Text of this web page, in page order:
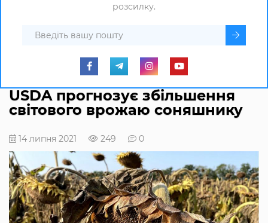
розсилку.
USDA прогнозує збільшення
світового врожаю соняшнику
14 липня 2021 249 0